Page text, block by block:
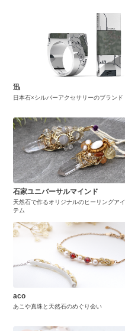
迅
日本石×シルバーアクセサリーのブランド
石家ユニバーサルマインド
天然石で作るオリジナルのヒーリングアイ
テム
aco
あこや真珠と天然石のめぐり会い